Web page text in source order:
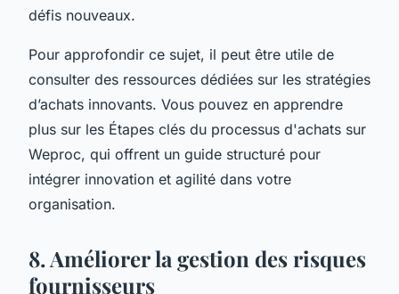
défis nouveaux.
Pour approfondir ce sujet, il peut être utile de
consulter des ressources dédiées sur les stratégies
d’achats innovants. Vous pouvez en apprendre
plus sur les Étapes clés du processus d'achats sur
Weproc, qui offrent un guide structuré pour
intégrer innovation et agilité dans votre
organisation.
8. Améliorer la gestion des risques
fournisseurs